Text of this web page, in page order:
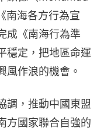
南海各方行為宣
成《南海行為準
穩定，把地區命運
風作浪的機會。
調，推動中國東盟
方國家聯合自強的